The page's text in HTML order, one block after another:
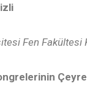
Fen Fakültesi